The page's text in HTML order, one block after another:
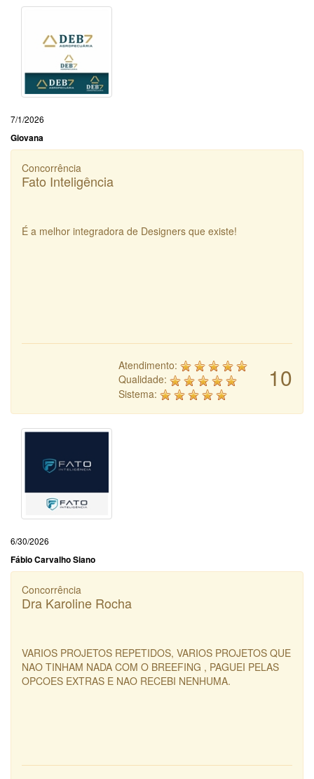
7/1/2026
Giovana
Concorrência
Fato Inteligência
É a melhor integradora de Designers que existe!
10
Atendimento:
Qualidade:
Sistema:
6/30/2026
Fábio Carvalho Siano
Concorrência
Dra Karoline Rocha
VARIOS PROJETOS REPETIDOS, VARIOS PROJETOS QUE
NAO TINHAM NADA COM O BREEFING , PAGUEI PELAS
OPCOES EXTRAS E NAO RECEBI NENHUMA.